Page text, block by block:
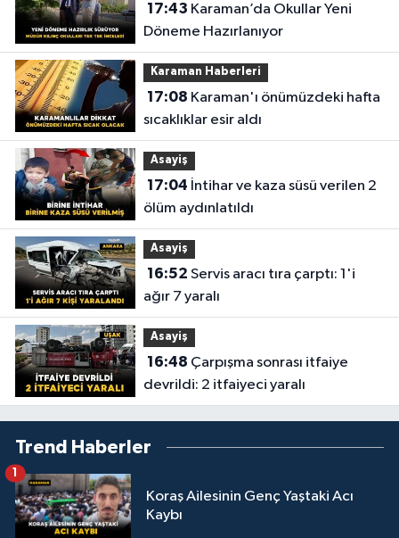
17:43
Döneme Hazırlanıyor
Karaman Haberleri
17:08
sıcaklıklar esir aldı
Asayiş
17:04
ölüm aydınlatıldı
Asayiş
16:52
ağır 7 yaralı
Asayiş
16:48
devrildi: 2 itfaiyeci yaralı
Trend Haberler
Koraş Ailesinin Genç Yaştaki Acı
Kaybı
1